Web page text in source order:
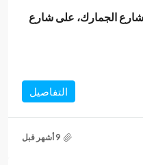
الجمارك، على شارع
التفاصيل